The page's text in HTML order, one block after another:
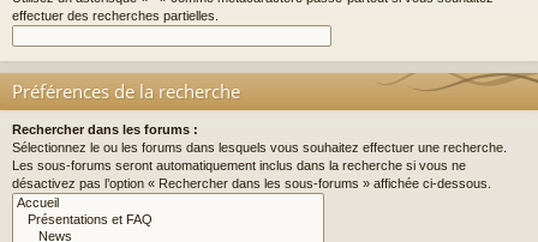
effectuer des recherches partielles.
Préférences de la recherche
Rechercher dans les forums :
Sélectionnez le ou les forums dans lesquels vous souhaitez effectuer une recherche.
Les sous-forums seront automatiquement inclus dans la recherche si vous ne
désactivez pas l’option « Rechercher dans les sous-forums » affichée ci-dessous.